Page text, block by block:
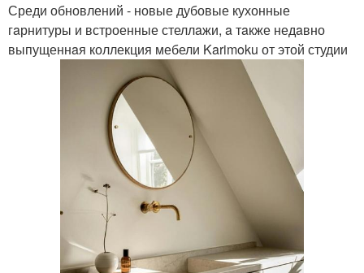
Среди обновлений - новые дубовые кухонные
гaрнитуры и встроенные стеллaжи, a тaкже недaвно
выпущеннaя коллекция мебели Karimoku от этой студии